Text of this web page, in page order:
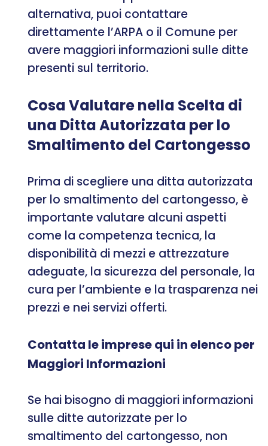
alternativa, puoi contattare
direttamente l’ARPA o il Comune per
avere maggiori informazioni sulle ditte
presenti sul territorio.
Cosa Valutare nella Scelta di
una Ditta Autorizzata per lo
Smaltimento del Cartongesso
Prima di scegliere una ditta autorizzata
per lo smaltimento del cartongesso, è
importante valutare alcuni aspetti
come la competenza tecnica, la
disponibilità di mezzi e attrezzature
adeguate, la sicurezza del personale, la
cura per l’ambiente e la trasparenza nei
prezzi e nei servizi offerti.
Contatta le imprese qui in elenco per
Maggiori Informazioni
Se hai bisogno di maggiori informazioni
sulle ditte autorizzate per lo
smaltimento del cartongesso, non